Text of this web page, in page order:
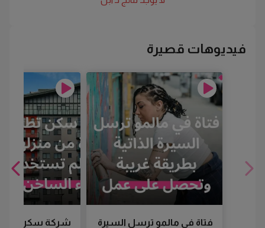
فيديوهات قصيرة
فتاة في مالمو ترسل السيرة
شركة سكن